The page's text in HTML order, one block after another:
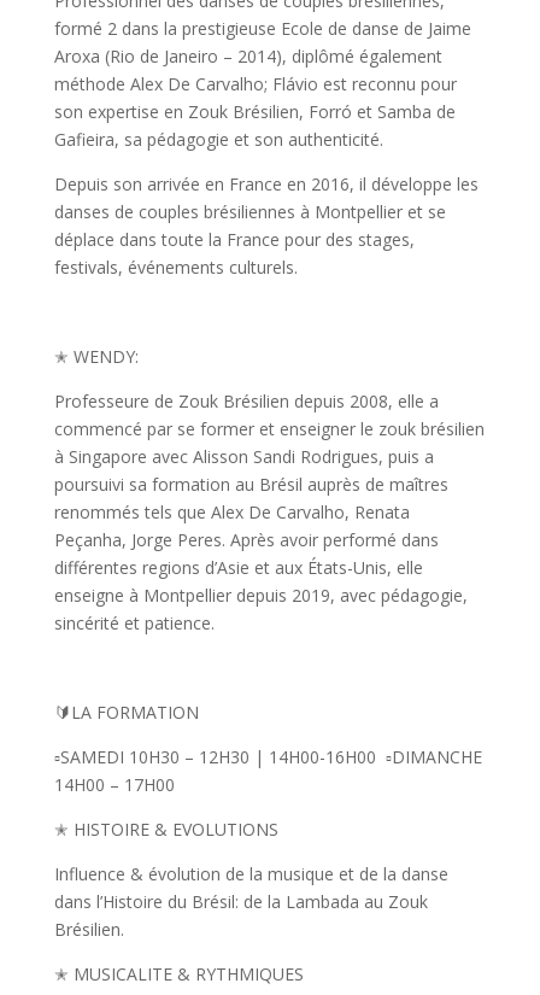
formé 2 dans la prestigieuse Ecole de danse de Jaime
Aroxa (Rio de Janeiro – 2014), diplômé également
méthode Alex De Carvalho; Flávio est reconnu pour
son expertise en Zouk Brésilien, Forró et Samba de
Gafieira, sa pédagogie et son authenticité.
Depuis son arrivée en France en 2016, il développe les
danses de couples brésiliennes à Montpellier et se
déplace dans toute la France pour des stages,
festivals, événements culturels.
✭ WENDY:
Professeure de Zouk Brésilien depuis 2008, elle a
commencé par se former et enseigner le zouk brésilien
à Singapore avec Alisson Sandi Rodrigues, puis a
poursuivi sa formation au Brésil auprès de maîtres
renommés tels que Alex De Carvalho, Renata
Peçanha, Jorge Peres. Après avoir performé dans
différentes regions d’Asie et aux États-Unis, elle
enseigne à Montpellier depuis 2019, avec pédagogie,
sincérité et patience.
🔰LA FORMATION
▫️SAMEDI 10H30 – 12H30 | 14H00-16H00 ▫️DIMANCHE
14H00 – 17H00
✭ HISTOIRE & EVOLUTIONS
Influence & évolution de la musique et de la danse
dans l’Histoire du Brésil: de la Lambada au Zouk
Brésilien.
✭ MUSICALITE & RYTHMIQUES